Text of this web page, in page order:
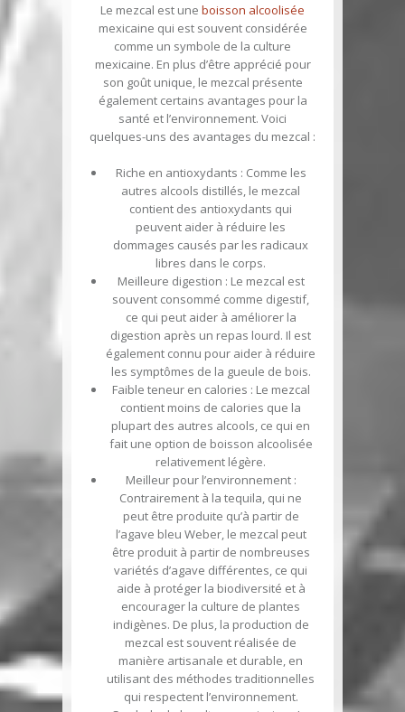
Le mezcal est une boisson alcoolisée
mexicaine qui est souvent considérée
comme un symbole de la culture
mexicaine. En plus d’être apprécié pour
son goût unique, le mezcal présente
également certains avantages pour la
santé et l’environnement. Voici
quelques-uns des avantages du mezcal :
Riche en antioxydants : Comme les
autres alcools distillés, le mezcal
contient des antioxydants qui
peuvent aider à réduire les
dommages causés par les radicaux
libres dans le corps.
Meilleure digestion : Le mezcal est
souvent consommé comme digestif,
ce qui peut aider à améliorer la
digestion après un repas lourd. Il est
également connu pour aider à réduire
les symptômes de la gueule de bois.
Faible teneur en calories : Le mezcal
contient moins de calories que la
plupart des autres alcools, ce qui en
fait une option de boisson alcoolisée
relativement légère.
Meilleur pour l’environnement:
Contrairement à la tequila, qui ne
peut être produite qu’à partir de
l’agave bleu Weber, le mezcal peut
être produit à partir de nombreuses
variétés d’agave différentes, ce qui
aide à protéger la biodiversité et à
encourager la culture de plantes
indigènes. De plus, la production de
mezcal est souvent réalisée de
manière artisanale et durable, en
utilisant des méthodes traditionnelles
qui respectent l’environnement.